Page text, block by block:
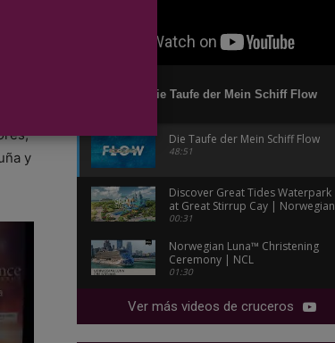
y
Die Taufe der Mein Schiff Flow
Die Taufe der Mein Schiff Flow
48:51
Discover Great Tides Waterpark
at Great Stirrup Cay | Norwegian
Cruise Line
00:31
Norwegian Luna™ Christening
Ceremony | NCL
01:30
Ver más videos de cruceros